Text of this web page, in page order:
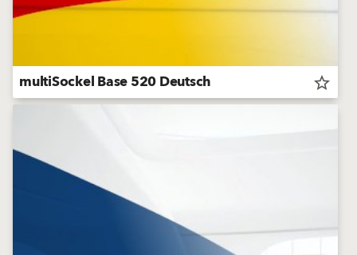
multiSockel Base 520 Deutsch star_border